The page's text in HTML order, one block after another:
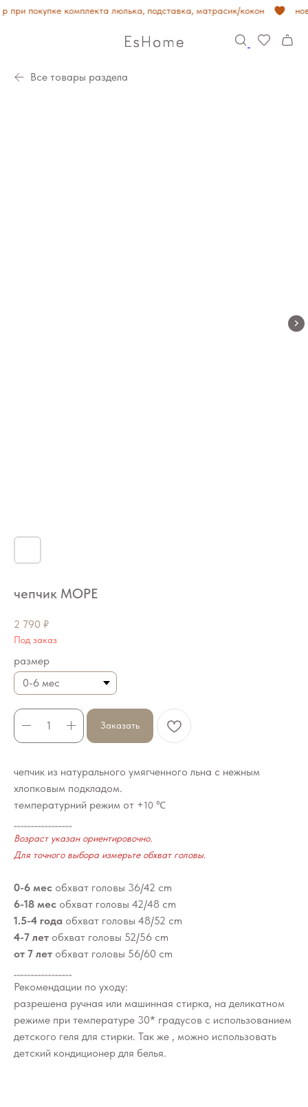
покупке комплекта люлька, подставка, матрасик/кокон
Все товары раздела
чепчик МОРЕ
2 790 ₽
Под заказ
размер
Заказать
чепчик из натурального умягченного льна с нежным
хлопковым подкладом.
температурний режим от +10 ℃
Возраст указан ориентировочно.
Для точного выбора измерьте обхват головы.
0-6 мес обхват головы 36/42 cm
6-18 мес обхват головы 42/48 cm
1.5-4 года обхват головы 48/52 cm
4-7 лет обхват головы 52/56 cm
от 7 лет обхват головы 56/60 cm
Рекомендации по уходу:
разрешена ручная или машинная стирка, на деликатном
режиме при температуре 30* градусов с использованием
детского геля для стирки. Так же , можно использовать
детский кондиционер для белья.